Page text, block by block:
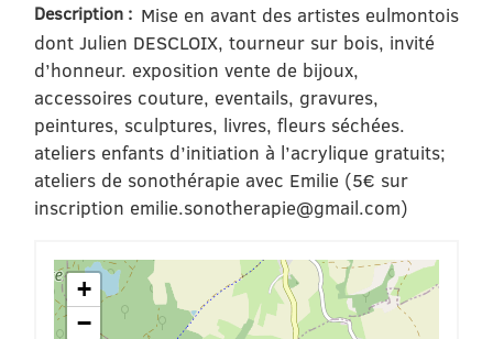
Description : Mise en avant des artistes eulmontois
dont Julien DESCLOIX, tourneur sur bois, invité
d’honneur. exposition vente de bijoux,
accessoires couture, eventails, gravures,
peintures, sculptures, livres, fleurs séchées.
ateliers enfants d’initiation à l’acrylique gratuits;
ateliers de sonothérapie avec Emilie (5€ sur
inscription emilie.sonotherapie@gmail.com)
+
−